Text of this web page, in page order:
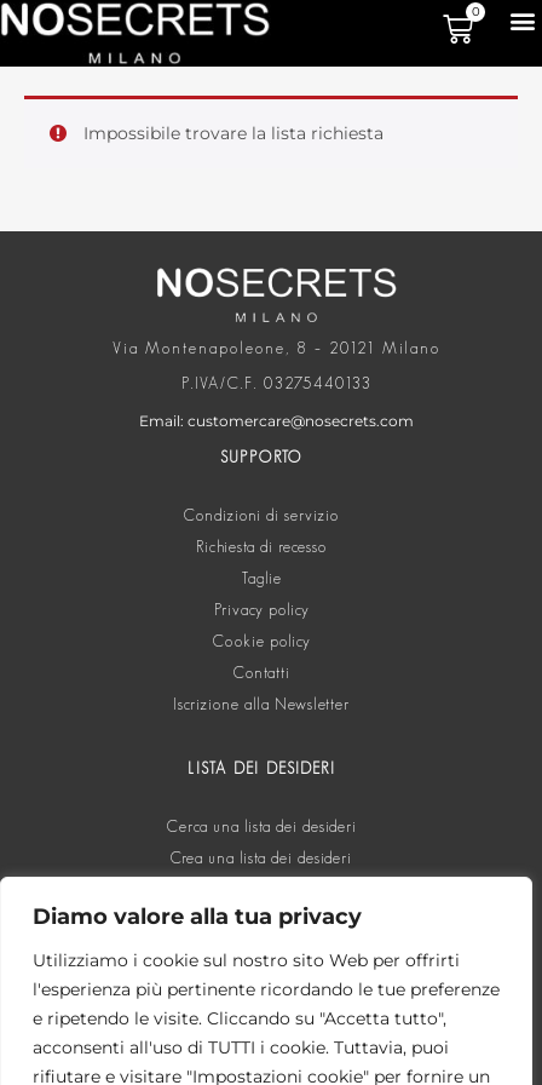
Diamo valore alla tua privacy
Utilizziamo i cookie sul nostro sito Web per offrirti
l'esperienza più pertinente ricordando le tue preferenze
e ripetendo le visite. Cliccando su "Accetta tutto",
acconsenti all'uso di TUTTI i cookie. Tuttavia, puoi
rifiutare e visitare "Impostazioni cookie" per fornire un
0
Impossibile trovare la lista richiesta
Via Montenapoleone, 8 – 20121 Milano
P.IVA/C.F. 03275440133
Email: customercare@nosecrets.com
SUPPORTO
Condizioni di servizio
Richiesta di recesso
Taglie
Privacy policy
Cookie policy
Contatti
Iscrizione alla Newsletter
LISTA DEI DESIDERI
Cerca una lista dei desideri
Crea una lista dei desideri
SOCIAL